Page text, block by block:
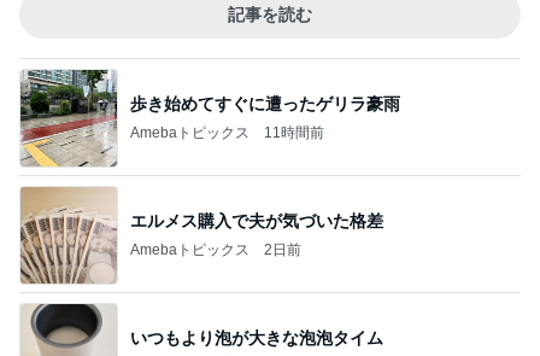
記事を読む
歩き始めてすぐに遭ったゲリラ豪雨
Amebaトピックス 11時間前
エルメス購入で夫が気づいた格差
Amebaトピックス 2日前
いつもより泡が大きな泡泡タイム